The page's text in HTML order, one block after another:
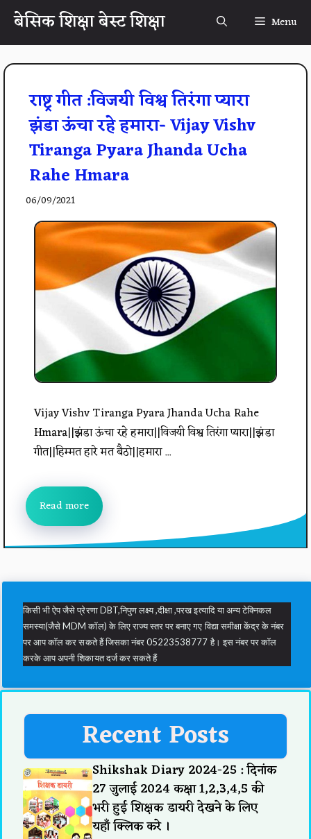
Skipबेसिक शिक्षा बेस्ट शिक्षा Menu
राष्ट्र गीत :विजयी विश्व तिरंगा प्यारा
झंडा ऊंचा रहे हमारा- Vijay Vishv
Tiranga Pyara Jhanda Ucha
Rahe Hmara
06/09/2021
Vijay Vishv Tiranga Pyara Jhanda Ucha Rahe
Hmara||झंडा ऊंचा रहे हमारा||विजयी विश्व तिरंगा प्यारा||झंडा
गीत||हिम्मत हारे मत बैठो||हमारा ...
Read more
किसी भी ऐप जैसे प्रेरणा DBT,निपुण लक्ष्य ,दीक्षा ,परख इत्यादि या अन्य टेक्निकल
समस्या(जैसे MDM कॉल) के लिए राज्य स्तर पर बनाए गए विद्या समीक्षा केंद्र के नंबर
पर आप कॉल कर सकते हैं जिसका नंबर 05223538777 है। इस नंबर पर कॉल
करके आप अपनी शिकायत दर्ज कर सकते हैं
Recent Posts
Shikshak Diary 2024-25 : दिनांक
27 जुलाई 2024 कक्षा 1,2,3,4,5 की
भरी हुई शिक्षक डायरी देखने के लिए
यहाँ क्लिक करे ।